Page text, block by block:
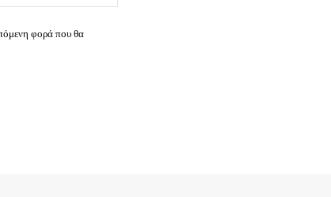
φορά που θα